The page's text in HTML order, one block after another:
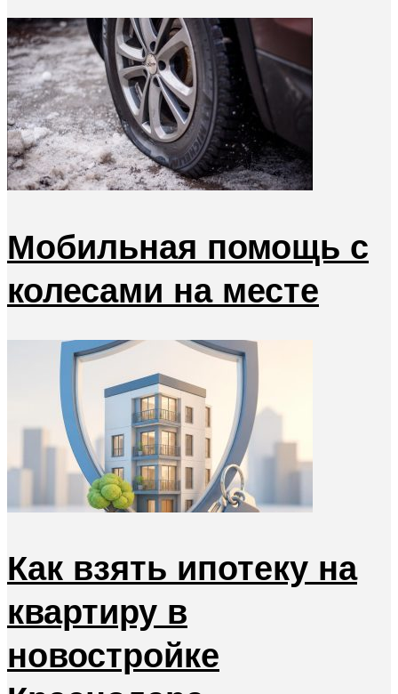
Мобильная помощь с
колесами на месте
Как взять ипотеку на
квартиру в
новостройке